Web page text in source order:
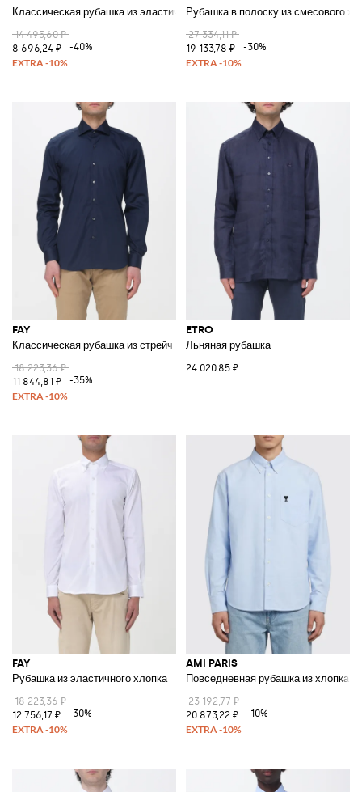
Классическая рубашка из эластичного поплина
14 495,60 ₽
8 696,24 ₽
-40%
Рубашка в полоску из смесового
27 334,11 ₽
19 133,78 ₽
-30%
FAY
Классическая рубашка из стрейч-хлопка
18 223,36 ₽
11 844,81 ₽
-35%
ETRO
Льняная рубашка
24 020,85 ₽
FAY
Рубашка из эластичного хлопка
18 223,36 ₽
12 756,17 ₽
-30%
AMI PARIS
Повседневная рубашка из хлопка
23 192,77 ₽
20 873,22 ₽
-10%